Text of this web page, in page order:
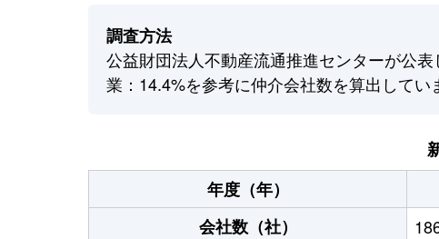
調査方法
公益財団法人不動産流通推進センターが公
業：14.4%を参考に仲介会社数を算出してい
年度（年）
会社数（社）